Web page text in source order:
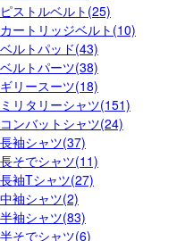
ピストルベルト(25)
カートリッジベルト(10)
ベルトパッド(43)
ベルトパーツ(38)
ギリースーツ(18)
ミリタリーシャツ(151)
コンバットシャツ(24)
長袖シャツ(37)
長そでシャツ(11)
長袖Tシャツ(27)
中袖シャツ(2)
半袖シャツ(83)
半そでシャツ(6)